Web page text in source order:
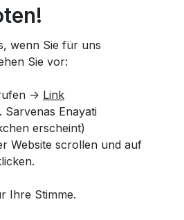
wenn Sie für uns
Sie vor:
-> Link
Sarvenas Enayati
erscheint)
Website scrollen und auf
Ihre Stimme.